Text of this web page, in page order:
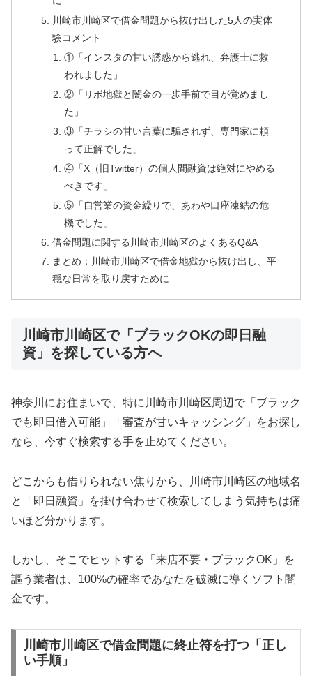
川崎市川崎区で借金問題から抜け出した5人の実体
験コメント
①「インスタの甘い誘惑から逃れ、弁護士に救
われました」
②「リボ地獄と闇金の一歩手前で目が覚めまし
た」
③「チラシの甘い言葉に騙されず、専門家に頼
って正解でした」
④「X（旧Twitter）の個人間融資は絶対にやめる
べきです」
⑤「自営業の資金繰りで、あわや口座凍結の危
機でした」
借金問題に関する川崎市川崎区のよくあるQ&A
まとめ：川崎市川崎区で借金地獄から抜け出し、平
穏な日常を取り戻すために
川崎市川崎区で「ブラックOKの即日融
資」を探している方へ
神奈川にお住まいで、特に川崎市川崎区周辺で「ブラック
でも即日借入可能」「審査が甘いキャッシング」をお探し
なら、今すぐ検索する手を止めてください。
どこからも借りられない焦りから、川崎市川崎区の地域名
と「即日融資」を掛け合わせて検索してしまう気持ちは痛
いほど分かります。
しかし、そこでヒットする「来店不要・ブラックOK」を
謳う業者は、100%の確率であなたを破滅に導くソフト闇
金です。
川崎市川崎区で借金問題に終止符を打つ「正し
い手順」